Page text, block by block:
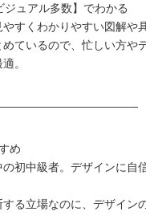
ジュアル多数】でわかる
すくわかりやすい図解や
ているので、忙しい方や
。
め
の初中級者。デザインに自
する立場なのに、デザイン